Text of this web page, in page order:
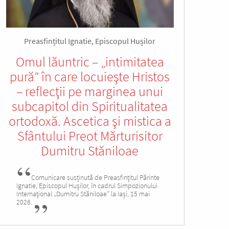
Preasfințitul Ignatie, Episcopul Hușilor
Omul lăuntric – „intimitatea
pură” în care locuieşte Hristos
– reflecţii pe marginea unui
subcapitol din Spiritualitatea
ortodoxă. Ascetica şi mistica a
Sfântului Preot Mărturisitor
Dumitru Stăniloae
Comunicare susținută de Preasfințitul Părinte
Ignatie, Episcopul Hușilor, în cadrul Simpozionului
Internațional „Dumitru Stăniloae” la Iași, 15 mai
2026.